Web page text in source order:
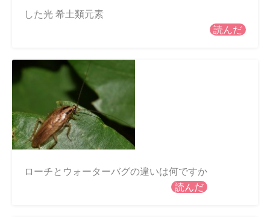
した光 希土類元素
読んだ
ローチとウォーターバグの違いは何ですか
読んだ